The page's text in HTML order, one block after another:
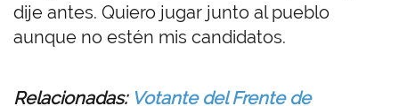
dije antes. Quiero jugar junto al pueblo
aunque no estén mis candidatos.
Relacionadas: Votante del Frente de